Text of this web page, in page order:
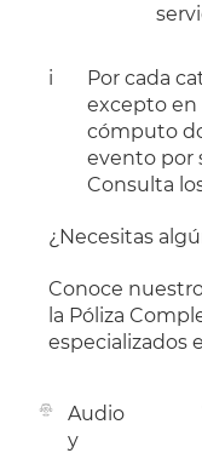
i Por cada
exceptoen
cómputo
evento por
Consulta
¿Necesitas
Conoce
la Póliza
especializados
Audio
y